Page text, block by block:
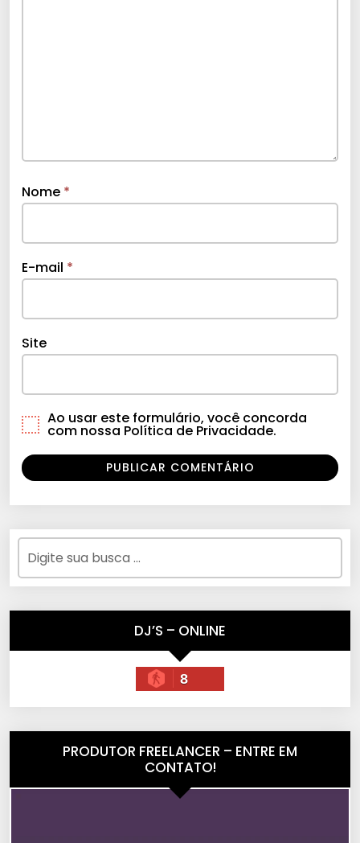
Nome *
E-mail *
Site
Ao usar este formulário, você concorda
com nossa Política de Privacidade.
DJ’S – ONLINE
8
PRODUTOR FREELANCER – ENTRE EM
CONTATO!